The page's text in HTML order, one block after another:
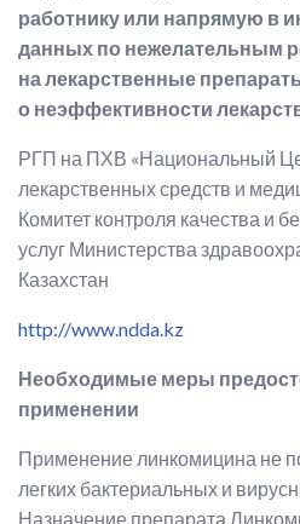
работнику или напрямую в
данных по нежелательным
на лекарственные
о неэффективности
РГП на ПХВ «Национальный
лекарственных средств и
Комитет контроля качества и
услуг Министерства
Казахстан
http://www.ndda.kz
Необходимые меры
применении
Применение линкомицина не
легких бактериальных и
Назначение препарата